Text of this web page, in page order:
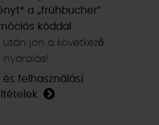
a „frühbucher”
kóddal
után jön a következő
nyaralás!
és felhasználási